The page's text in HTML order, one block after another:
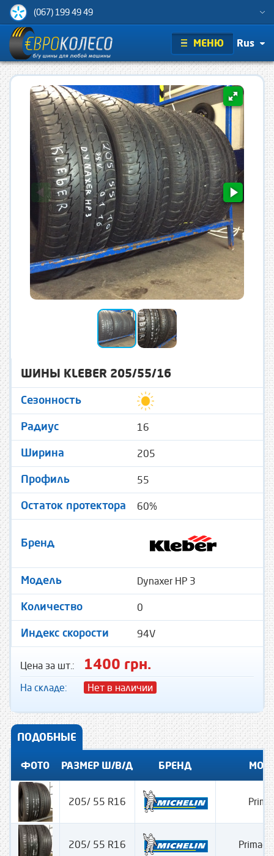
(067) 199 49 49
МЕНЮ Rus
ШИНЫ KLEBER 205/55/16
Сезонность
Радиус 16
Ширина 205
Профиль 55
Остаток протектора 60%
Бренд
Модель Dynaxer HP 3
Количество 0
Индекс скорости 94V
Цена за шт.: 1400 грн.
На складе: Нет в наличии
ПОДОБНЫЕ
ФОТО РАЗМЕР Ш/В/Д БРЕНД
205/ 55 R16
205/ 55 R16